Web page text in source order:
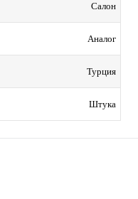
Салон
Аналог
Турция
Штука